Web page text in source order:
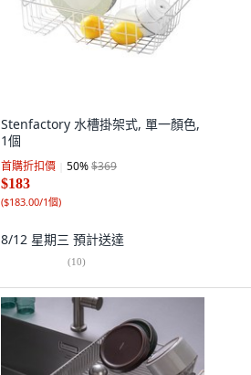
Stenfactory 水槽掛架式, 單一顏色,
1個
首購折扣價 50%$369
$183
($183.00/1個)
8/12 星期三 預計送達
(10)